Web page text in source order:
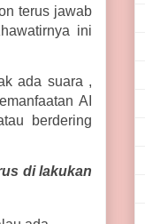
terus jawab
ini
ada suara ,
AI
berdering
di lakukan